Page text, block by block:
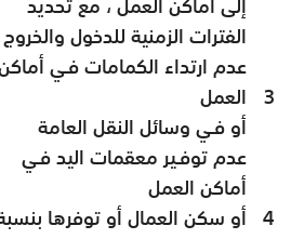
الفترات الزمنية للدخول والخروج
3
عدم ارتداء الكمامات فـي
العمل
أو فـي وسائل النقل العامة
4
عدم توفـير معقمات اليد فـي
أماكن العمل
أو سكن العمال أو توفرها